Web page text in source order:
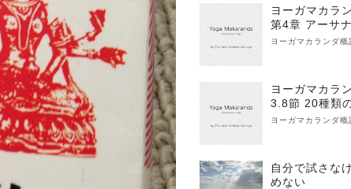
ヨーガマカラ
第4章 アーサ
ヨーガマカランダ
ヨーガマカラ
3.8節 20種類
ヨーガマカランダ
自分で試さな
めない